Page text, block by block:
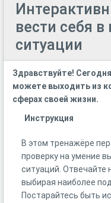
вести себя
ситуации
Здравствуйте!
можете выходить из
сферах своей жизни.
Инструкция
В этом тренажёре
проверку на умение
ситуаций. Отвечайте
выбирая наиболее
Постарайтесь быть